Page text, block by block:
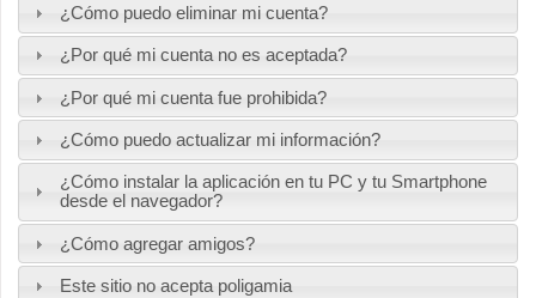
¿Cómo puedo eliminar mi cuenta?
¿Por qué mi cuenta no es aceptada?
¿Por qué mi cuenta fue prohibida?
¿Cómo puedo actualizar mi información?
¿Cómo instalar la aplicación en tu PC y tu Smartphone
desde el navegador?
¿Cómo agregar amigos?
Este sitio no acepta poligamia